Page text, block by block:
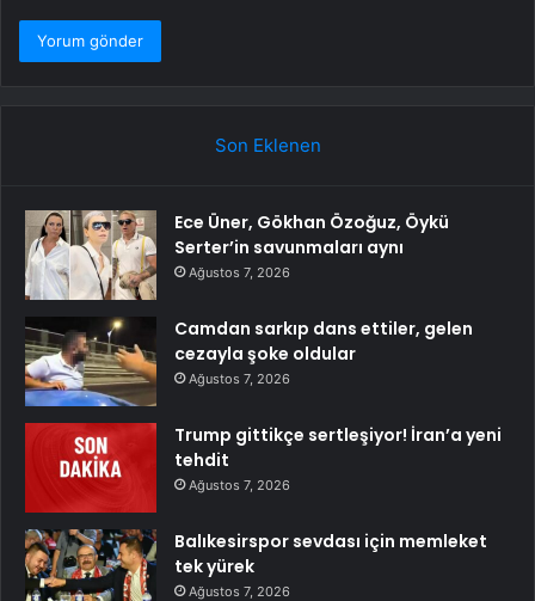
Son Eklenen
Ece Üner, Gökhan Özoğuz, Öykü
Serter’in savunmaları aynı
Ağustos 7, 2026
Camdan sarkıp dans ettiler, gelen
cezayla şoke oldular
Ağustos 7, 2026
Trump gittikçe sertleşiyor! İran’a yeni
tehdit
Ağustos 7, 2026
Balıkesirspor sevdası için memleket
tek yürek
Ağustos 7, 2026